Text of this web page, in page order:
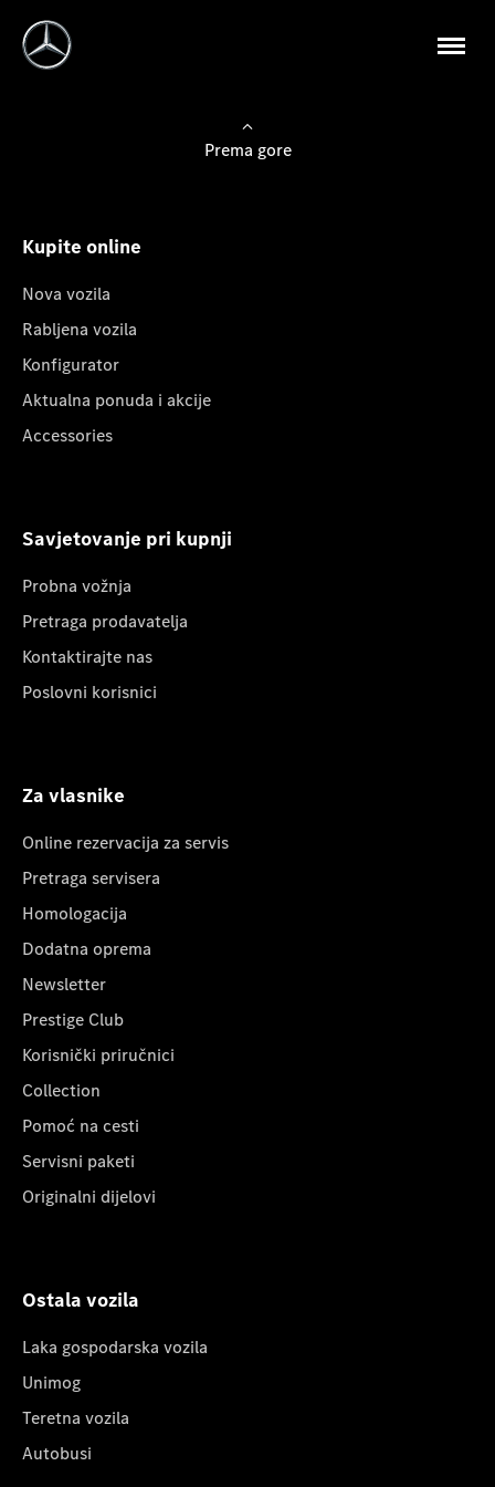
Prema gore
Kupite online
Nova vozila
Rabljena vozila
Konfigurator
Aktualna ponuda i akcije
Accessories
Savjetovanje pri kupnji
Probna vožnja
Pretraga prodavatelja
Kontaktirajte nas
Poslovni korisnici
Za vlasnike
Online rezervacija za servis
Pretraga servisera
Homologacija
Dodatna oprema
Newsletter
Prestige Club
Korisnički priručnici
Collection
Pomoć na cesti
Servisni paketi
Originalni dijelovi
Ostala vozila
Laka gospodarska vozila
Unimog
Teretna vozila
Autobusi